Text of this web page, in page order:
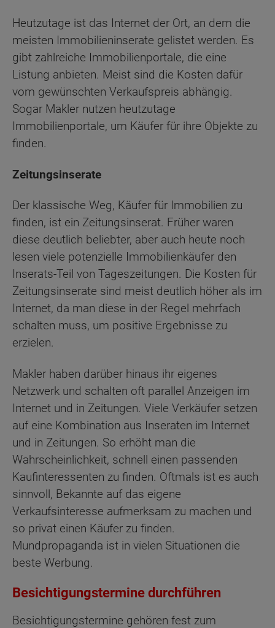
Heutzutage ist das Internet der Ort, an dem die
meisten Immobilieninserate gelistet werden. Es
gibt zahlreiche Immobilienportale, die eine
Listung anbieten. Meist sind die Kosten dafür
vom gewünschten Verkaufspreis abhängig.
Sogar Makler nutzen heutzutage
Immobilienportale, um Käufer für ihre Objekte zu
finden.
Zeitungsinserate
Der klassische Weg, Käufer für Immobilien zu
finden, ist ein Zeitungsinserat. Früher waren
diese deutlich beliebter, aber auch heute noch
lesen viele potenzielle Immobilienkäufer den
Inserats-Teil von Tageszeitungen. Die Kosten für
Zeitungsinserate sind meist deutlich höher als im
Internet, da man diese in der Regel mehrfach
schalten muss, um positive Ergebnisse zu
erzielen.
Makler haben darüber hinaus ihr eigenes
Netzwerk und schalten oft parallel Anzeigen im
Internet und in Zeitungen. Viele Verkäufer setzen
auf eine Kombination aus Inseraten im Internet
und in Zeitungen. So erhöht man die
Wahrscheinlichkeit, schnell einen passenden
Kaufinteressenten zu finden. Oftmals ist es auch
sinnvoll, Bekannte auf das eigene
Verkaufsinteresse aufmerksam zu machen und
so privat einen Käufer zu finden.
Mundpropaganda ist in vielen Situationen die
beste Werbung.
Besichtigungstermine durchführen
Besichtigungstermine gehören fest zum